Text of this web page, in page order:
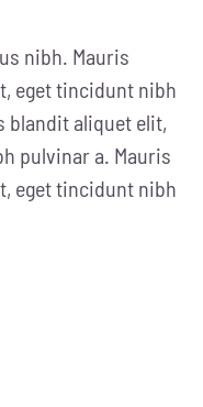
nibh. Mauris
eget tincidunt nibh
blandit aliquet elit,
pulvinar a. Mauris
eget tincidunt nibh